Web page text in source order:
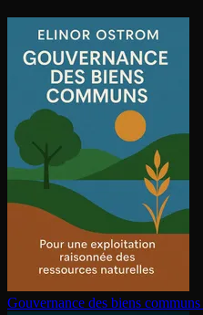
Gouvernance des biens communs